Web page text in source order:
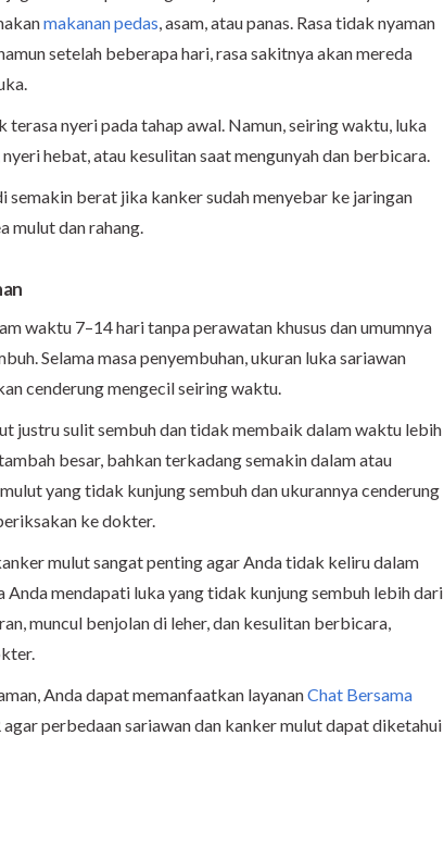
makanan pedas, asam, atau panas. Rasa tidak nyaman
setelah beberapa hari, rasa sakitnya akan mereda
terasa nyeri pada tahap awal. Namun, seiring waktu, luka
hebat, atau kesulitan saat mengunyah dan berbicara.
semakin berat jika kanker sudah menyebar ke jaringan
mulut dan rahang.
waktu 7–14 hari tanpa perawatan khusus dan umumnya
Selama masa penyembuhan, ukuran luka sariawan
cenderung mengecil seiring waktu.
justru sulit sembuh dan tidak membaik dalam waktu lebih
besar, bahkan terkadang semakin dalam atau
yang tidak kunjung sembuh dan ukurannya cenderung
ke dokter.
mulut sangat penting agar Anda tidak keliru dalam
Anda mendapati luka yang tidak kunjung sembuh lebih dari
muncul benjolan di leher, dan kesulitan berbicara,
Anda dapat memanfaatkan layananChat Bersama
perbedaan sariawan dan kanker mulut dapat diketahui